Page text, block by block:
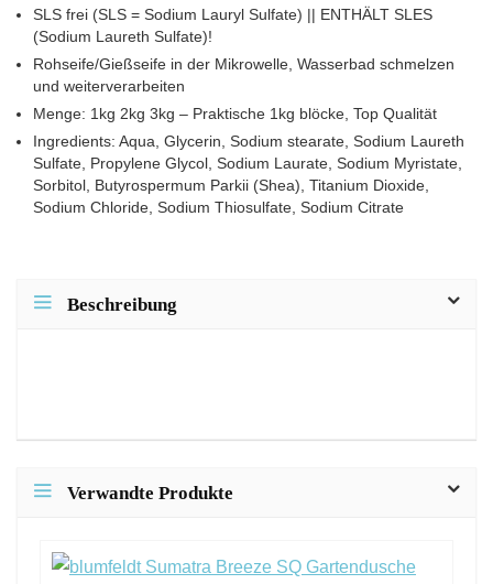
SLS frei (SLS = Sodium Lauryl Sulfate) || ENTHÄLT SLES
(Sodium Laureth Sulfate)!
Rohseife/Gießseife in der Mikrowelle, Wasserbad schmelzen
und weiterverarbeiten
Menge: 1kg 2kg 3kg – Praktische 1kg blöcke, Top Qualität
Ingredients: Aqua, Glycerin, Sodium stearate, Sodium Laureth
Sulfate, Propylene Glycol, Sodium Laurate, Sodium Myristate,
Sorbitol, Butyrospermum Parkii (Shea), Titanium Dioxide,
Sodium Chloride, Sodium Thiosulfate, Sodium Citrate
Beschreibung
Verwandte Produkte